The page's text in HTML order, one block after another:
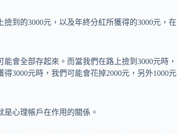
到的3000元，以及年終分紅所獲得的3000元，在
會全部存起來。而當我們在路上撿到3000元時，
3000元時，我們可能會花掉2000元，另外1000元
是心理帳戶在作用的關係。